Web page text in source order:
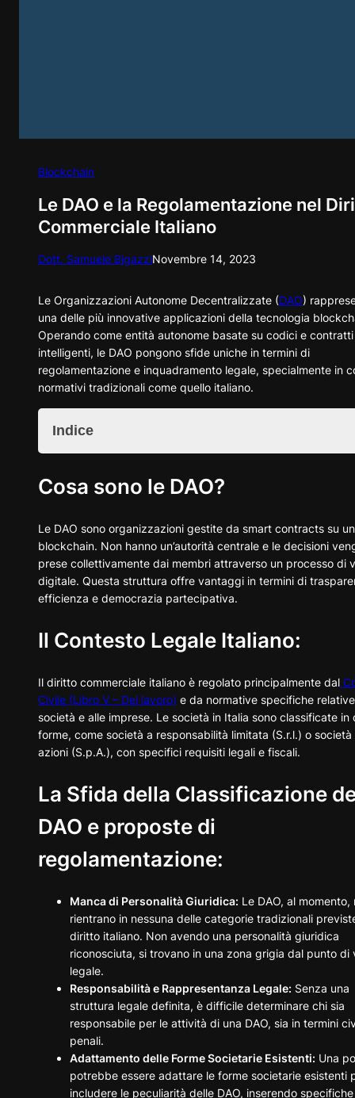
Blockchain
Le DAO e la Regolamentazione nel
Commerciale Italiano
Dott. Samuele BigazziNovembre 14, 2023
Le Organizzazioni Autonome Decentralizzate (DAO)
una delle più innovative applicazioni della tecnologia
Operando come entità autonome basate su codici e contratti
intelligenti, le DAO pongono sfide uniche in termini di
regolamentazione e inquadramento legale, specialmente in
normativi tradizionali come quello italiano.
Indice
Il Contesto Legale Italiano:
regolamentazione:
Implicazioni Fiscali, rischi e responsabilità:
Casistica Internazionale e Possibili Orientamenti:
Prospettive Future sulla Regolamentazione delle DAO:
Cosa sono le DAO?
Le DAO sono organizzazioni gestite da smart contracts su
blockchain. Non hanno un’autorità centrale e le decisioni
prese collettivamente dai membri attraverso un processo di
digitale. Questa struttura offre vantaggi in termini di
efficienza e democrazia partecipativa.
Il Contesto Legale Italiano:
Il diritto commerciale italiano è regolato principalmente dal
Civile (Libro V – Del lavoro) e da normative specifiche
società e alle imprese. Le società in Italia sono classificate in
forme, come società a responsabilità limitata (S.r.l.) o società
azioni (S.p.A.), con specifici requisiti legali e fiscali.
La Sfida della Classificazione
DAO e proposte di
regolamentazione:
Manca di Personalità Giuridica: Le DAO, al momento,
rientrano in nessuna delle categorie tradizionali
diritto italiano. Non avendo una personalità giuridica
riconosciuta, si trovano in una zona grigia dal punto di
legale.
Responsabilità e Rappresentanza Legale: Senza una
struttura legale definita, è difficile determinare chi sia
responsabile per le attività di una DAO, sia in termini
penali.
Adattamento delle Forme Societarie Esistenti: Una
potrebbe essere adattare le forme societarie esistenti
includere le peculiarità delle DAO, inserendo